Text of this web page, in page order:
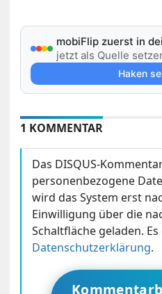
mobiFlip zuerst in
jetzt als Quelle
Haken
1 KOMMENTAR
Das DISQUS-
personenbezogene
wird das System erst
Einwilligung über die
Schaltfläche geladen.
Datenschutzerklärung.